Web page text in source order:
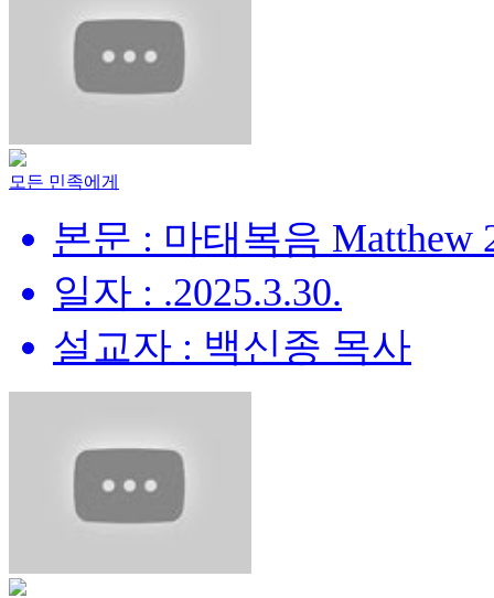
모든 민족에게
본문 : 마태복음 Matthew
일자 : .2025.3.30.
설교자 : 백신종 목사